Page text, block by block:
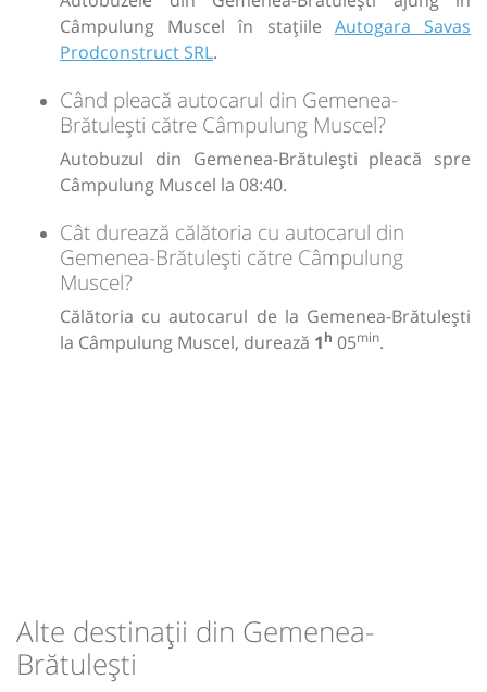
Câmpulung Muscel în stațiile Autogara Savas
Prodconstruct SRL.
Când pleacă autocarul din Gemenea-
Brătulești către Câmpulung Muscel?
Autobuzul din Gemenea-Brătulești pleacă spre
Câmpulung Muscel la 08:40.
Cât durează călătoria cu autocarul din
Gemenea-Brătulești către Câmpulung
Muscel?
Călătoria cu autocarul de la Gemenea-Brătulești
la Câmpulung Muscel, durează 1h 05min.
Alte destinații din Gemenea-
Brătulești